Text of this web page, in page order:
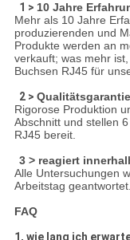
1 > 10 Jahre
Mehr als 10 Jahre
produzierenden und
Produkte werden an
verkauft; was mehr
Buchsen RJ45 für
2 > Qualitätsgarantie
Rigorose Produktion
Abschnitt und stellen
RJ45 bereit.
3 > reagiert
Alle Untersuchungen
Arbeitstag geantwortet.
FAQ
1, wie lang ich